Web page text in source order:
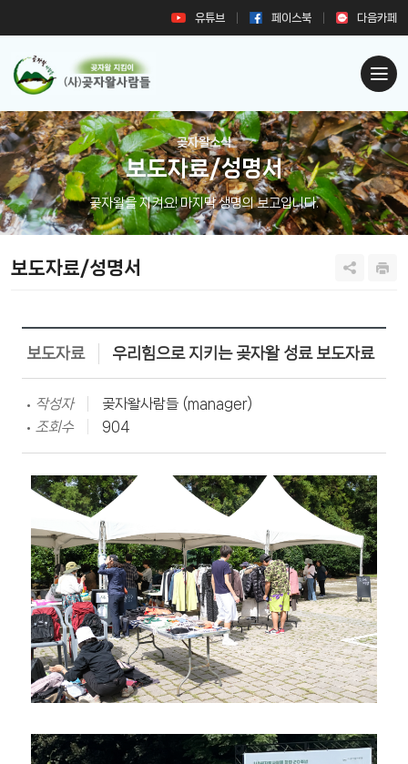
유튜브 페이스북 다음카페
곶자왈소식
보도자료/성명서
곶자왈을 지켜요! 마지막 생명의 보고입니다.
보도자료/성명서
보도자료 우리힘으로 지키는 곶자왈 성료 보도자료
작성자
곶자왈사람들 (manager)
조회수
904